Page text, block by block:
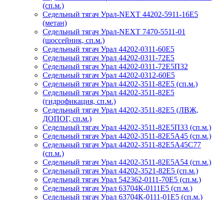
(сп.м.)
Седельный тягач Урал-NEXT 44202-5911-16Е5
(метан)
Седельный тягач Урал-NEXT 7470-5511-01
(шоссейник, сп.м.)
Седельный тягач Урал 44202-0311-60Е5
Седельный тягач Урал 44202-0311-72Е5
Седельный тягач Урал 44202-0311-72Е5П32
Седельный тягач Урал 44202-0312-60Е5
Седельный тягач Урал 44202-3511-82Е5 (сп.м.)
Седельный тягач Урал 44202-3511-82Е5
(гидрофикация, сп.м.)
Седельный тягач Урал 44202-3511-82Е5 (ЛВЖ,
ДОПОГ, сп.м.)
Седельный тягач Урал 44202-3511-82Е5П33 (сп.м.)
Седельный тягач Урал 44202-3511-82Е5А45 (сп.м.)
Седельный тягач Урал 44202-3511-82Е5А45С77
(сп.м.)
Седельный тягач Урал 44202-3511-82Е5А54 (сп.м.)
Седельный тягач Урал 44202-3521-82Е5 (сп.м.)
Седельный тягач Урал 542362-0111-70Е5 (сп.м.)
Седельный тягач Урал 63704К-0111Е5 (сп.м.)
Седельный тягач Урал 63704К-0111-01Е5 (сп.м.)